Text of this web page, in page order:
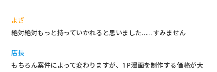
よざ
絶対絶対もっと持っていかれると思いました……すみません
店長
もちろん案件によって変わりますが、1P漫画を制作する価格が大